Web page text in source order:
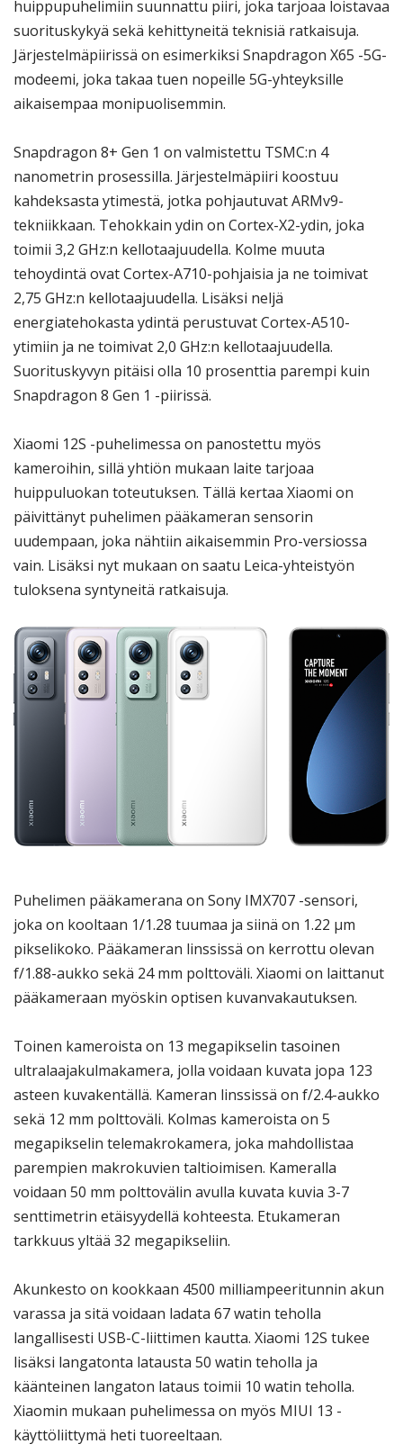
huippupuhelimiin suunnattu piiri, joka tarjoaa loistavaa
suorituskykyä sekä kehittyneitä teknisiä ratkaisuja.
Järjestelmäpiirissä on esimerkiksi Snapdragon X65 -5G-
modeemi, joka takaa tuen nopeille 5G-yhteyksille
aikaisempaa monipuolisemmin.
Snapdragon 8+ Gen 1 on valmistettu TSMC:n 4
nanometrin prosessilla. Järjestelmäpiiri koostuu
kahdeksasta ytimestä, jotka pohjautuvat ARMv9-
tekniikkaan. Tehokkain ydin on Cortex-X2-ydin, joka
toimii 3,2 GHz:n kellotaajuudella. Kolme muuta
tehoydintä ovat Cortex-A710-pohjaisia ja ne toimivat
2,75 GHz:n kellotaajuudella. Lisäksi neljä
energiatehokasta ydintä perustuvat Cortex-A510-
ytimiin ja ne toimivat 2,0 GHz:n kellotaajuudella.
Suorituskyvyn pitäisi olla 10 prosenttia parempi kuin
Snapdragon 8 Gen 1 -piirissä.
Xiaomi 12S -puhelimessa on panostettu myös
kameroihin, sillä yhtiön mukaan laite tarjoaa
huippuluokan toteutuksen. Tällä kertaa Xiaomi on
päivittänyt puhelimen pääkameran sensorin
uudempaan, joka nähtiin aikaisemmin Pro-versiossa
vain. Lisäksi nyt mukaan on saatu Leica-yhteistyön
tuloksena syntyneitä ratkaisuja.
Puhelimen pääkamerana on Sony IMX707 -sensori,
joka on kooltaan 1/1.28 tuumaa ja siinä on 1.22 μm
pikselikoko. Pääkameran linssissä on kerrottu olevan
f/1.88-aukko sekä 24 mm polttoväli. Xiaomi on laittanut
pääkameraan myöskin optisen kuvanvakautuksen.
Toinen kameroista on 13 megapikselin tasoinen
ultralaajakulmakamera, jolla voidaan kuvata jopa 123
asteen kuvakentällä. Kameran linssissä on f/2.4-aukko
sekä 12 mm polttoväli. Kolmas kameroista on 5
megapikselin telemakrokamera, joka mahdollistaa
parempien makrokuvien taltioimisen. Kameralla
voidaan 50 mm polttovälin avulla kuvata kuvia 3-7
senttimetrin etäisyydellä kohteesta. Etukameran
tarkkuus yltää 32 megapikseliin.
Akunkesto on kookkaan 4500 milliampeeritunnin akun
varassa ja sitä voidaan ladata 67 watin teholla
langallisesti USB-C-liittimen kautta. Xiaomi 12S tukee
lisäksi langatonta latausta 50 watin teholla ja
käänteinen langaton lataus toimii 10 watin teholla.
Xiaomin mukaan puhelimessa on myös MIUI 13 -
käyttöliittymä heti tuoreeltaan.